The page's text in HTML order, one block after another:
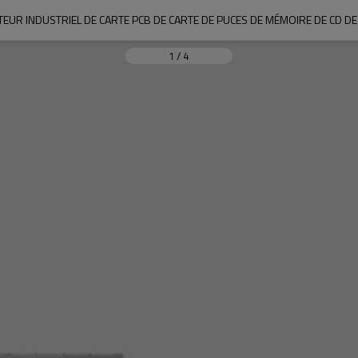
INDUSTRIEL DE CARTE PCB DE CARTE DE PUCES DE MÉMOIRE DE CD
1 / 4